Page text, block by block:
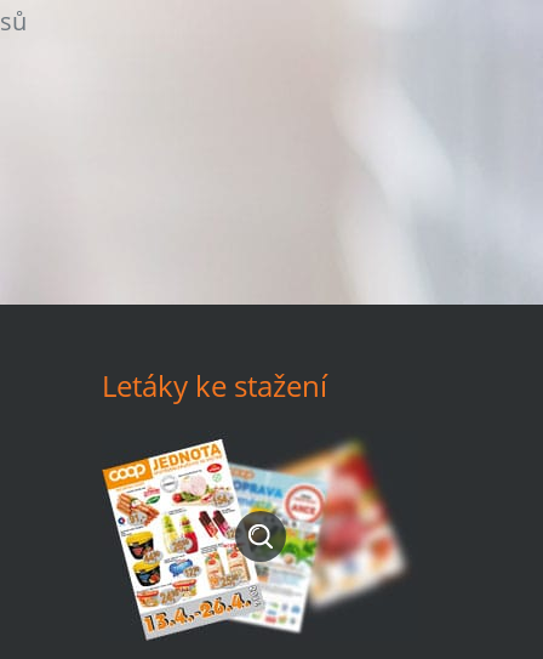
Letáky ke stažení